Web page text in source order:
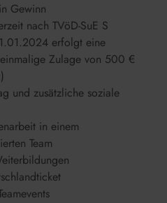
Gewinn
nach TVöD-SuE S
erfolgt eine
Zulage von 500 €
und zusätzliche soziale
in einem
Team